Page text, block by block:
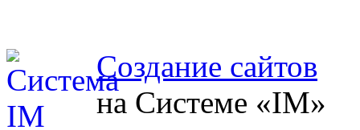
Создание сайтов
на Системе «IM»